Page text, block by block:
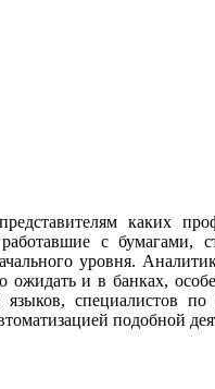
каких
с бумагами,
уровня.
и в банках,
специалистов
подобной